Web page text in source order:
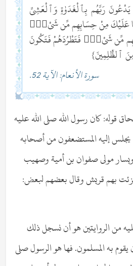
رَبَّهُم بِٱلْغَدَوٰةِ وَٱلْعَشِىِّ
عَلَيْكَ مِنْ حِسَابِهِم مِّن شَىْءٍۢ
مِّن شَىْءٍۢ فَتَطْرُدَهُمْ فَتَكُونَ
ٱلظَّٰلِمِينَ}
سورة الأنعام: الآية 52.
قوله: كان رسول الله صلى الله عليه
إليه المستضعفون من أصحابه
مولى صفوان بن أمية وصهيب
بهم قريش وقال بعضهم لبعض:
من الروايتين هو أن نسجل ذلك
به المسلمون. فها هو الرسول صلى